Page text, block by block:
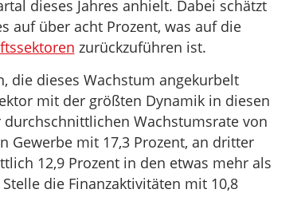
dieses Jahres anhielt. Dabei schätzt
auf über acht Prozent, was auf die
zurückzuführen ist.
die dieses Wachstum angekurbelt
mit der größten Dynamik in diesen
Wachstumsrate von
Gewerbe mit 17,3 Prozent, an dritter
12,9 Prozent in den etwas mehr als
die Finanzaktivitäten mit 10,8